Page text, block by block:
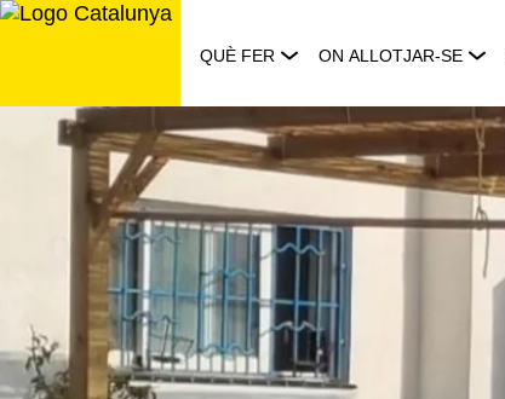
Saltar
QUÈ FER ON ALLOTJAR-SE